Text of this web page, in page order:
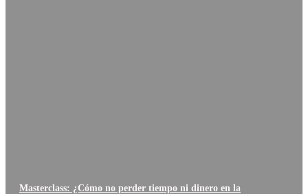
Masterclass: ¿Cómo no perder tiempo ni dinero en la